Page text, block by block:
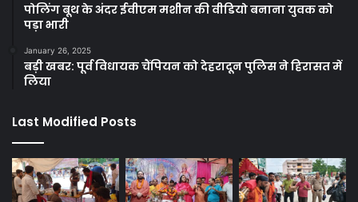
पोलिंग बूथ के अंदर ईवीएम मशीन की वीडियो बनाना युवक को
पड़ा भारी
January 26, 2025
बड़ी खबर: पूर्व विधायक चैंपियन को देहरादून पुलिस ने हिरासत में
लिया
Last Modified Posts